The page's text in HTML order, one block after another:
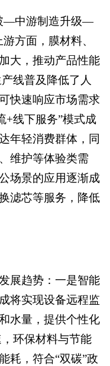
—中游制造升级—
方面，膜材料、
大，推动产品性能
线普及降低了人
快速响应市场需求
+线下服务”模式成
年轻消费群体，同
维护等体验类需
场景的应用逐渐成
滤芯等服务，降低
展趋势：一是智能
将实现设备远程监
水量，提供个性化
环保材料与节能
耗，符合“双碳”政